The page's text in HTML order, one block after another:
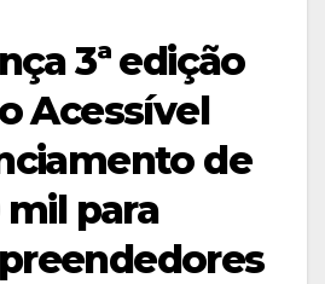
3ª edição
Acessível
de
mil para